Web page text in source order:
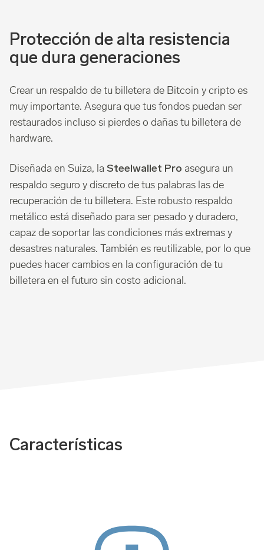
Protección de alta resistencia
que dura generaciones
Crear un respaldo de tu billetera de Bitcoin y cripto es
muy importante. Asegura que tus fondos puedan ser
restaurados incluso si pierdes o dañas tu billetera de
hardware.
Diseñada en Suiza, la Steelwallet Pro asegura un
respaldo seguro y discreto de tus palabras las de
recuperación de tu billetera. Este robusto respaldo
metálico está diseñado para ser pesado y duradero,
capaz de soportar las condiciones más extremas y
desastres naturales. También es reutilizable, por lo que
puedes hacer cambios en la configuración de tu
billetera en el futuro sin costo adicional.
Características